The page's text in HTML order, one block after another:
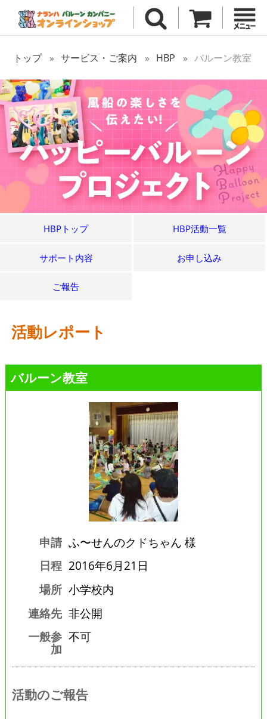
トップ サービス・ご案内 HBP バルーン教室
HBPトップ HBP活動一覧
サポート内容 お申し込み
ご報告
活動レポート
バルーン教室
申請 ふ〜せんのクドちゃん 様
日程 2016年6月21日
場所 小学校内
連絡先 非公開
一般参
加
不可
活動のご報告